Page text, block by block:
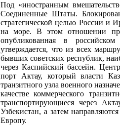
Под «иностранным
Соединенные Штаты.
стратегической целью России и
на море. В этом отношении
опубликованная в
утверждается, что из всех
бывших советских республик,
через Каспийский бассейн.
порт Актау, который власти
транзитного узла военного
качестве коммерческого
транспортирующиеся через
Узбекистан, а затем
Европу.